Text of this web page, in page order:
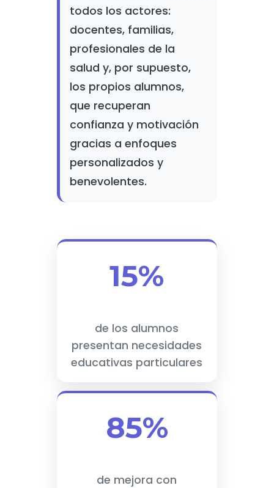
todos los actores:
docentes, familias,
profesionales de la
salud y, por supuesto,
los propios alumnos,
que recuperan
confianza y motivación
gracias a enfoques
personalizados y
benevolentes.
15%
de los alumnos
presentan necesidades
educativas particulares
85%
de mejora con